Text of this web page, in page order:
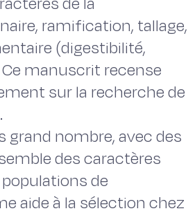
ramification, tallage,
(digestibilité,
manuscrit recense
sur la recherche de
grand nombre, avec des
des caractères
de
aide à la sélection chez